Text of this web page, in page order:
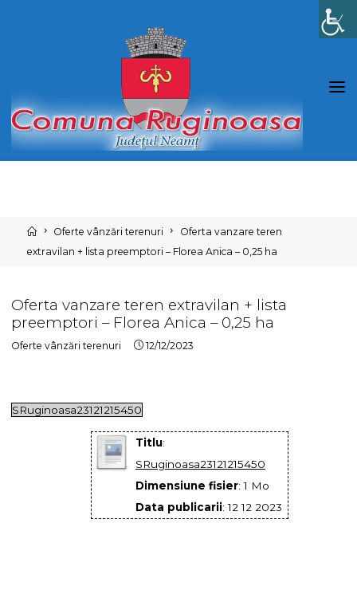
Home
Oferte vânzări terenuri
Oferta vanzare teren
extravilan + lista preemptori – Florea Anica – 0,25 ha
Oferta vanzare teren extravilan + lista
preemptori – Florea Anica – 0,25 ha
Oferte vânzări terenuri 12/12/2023
SRuginoasa23121215450
Titlu:
SRuginoasa23121215450
Dimensiune fisier: 1 Mo
Data publicarii: 12 12 2023